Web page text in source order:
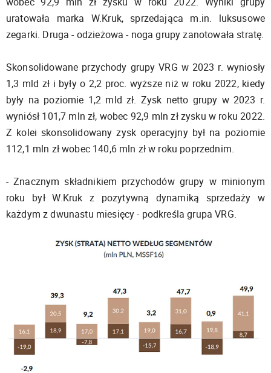
uratowała marka W.Kruk, sprzedająca m.in. luksusowe
zegarki. Druga - odzieżowa - noga grupy zanotowała stratę.
Skonsolidowane przychody grupy VRG w 2023 r. wyniosły
1,3 mld zł i były o 2,2 proc. wyższe niż w roku 2022, kiedy
były na poziomie 1,2 mld zł. Zysk netto grupy w 2023 r.
wyniósł 101,7 mln zł, wobec 92,9 mln zł zysku w roku 2022.
Z kolei skonsolidowany zysk operacyjny był na poziomie
112,1 mln zł wobec 140,6 mln zł w roku poprzednim.
- Znacznym składnikiem przychodów grupy w minionym
roku był W.Kruk z pozytywną dynamiką sprzedaży w
każdym z dwunastu miesięcy - podkreśla grupa VRG.